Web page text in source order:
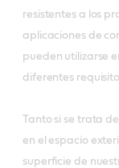
resistentes a los
aplicaciones de
pueden utilizarse
diferentes
Tanto si se trata
en el espacio
superficie de